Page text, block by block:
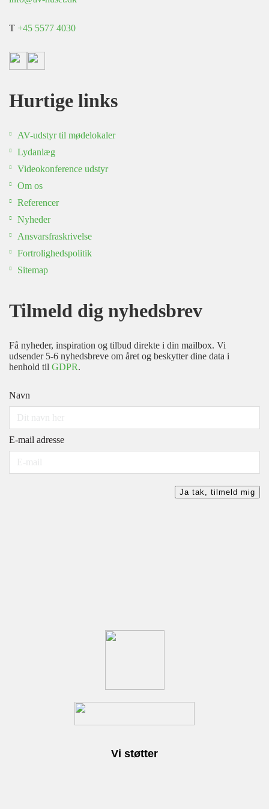
T +45 5577 4030
Hurtige links
AV-udstyr til mødelokaler
Lydanlæg
Videokonference udstyr
Om os
Referencer
Nyheder
Ansvarsfraskrivelse
Fortrolighedspolitik
Sitemap
Tilmeld dig nyhedsbrev
Få nyheder, inspiration og tilbud direkte i din mailbox. Vi
udsender 5-6 nyhedsbreve om året og beskytter dine data i
henhold til GDPR.
Navn
E-mail adresse
Ja tak, tilmeld mig
Vi støtter